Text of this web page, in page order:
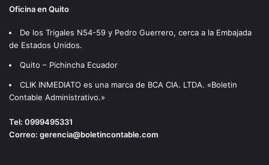
Oficina en Quito
De los Trigales N54-59 y Pedro Guerrero, cerca a la Embajada
de Estados Unidos.
Quito – Pichincha Ecuador
CLIK INMEDIATO es una marca de BCA CIA. LTDA. «Boletin
Contable Administrativo.»
Tel: 0999495331
Correo: gerencia@boletincontable.com